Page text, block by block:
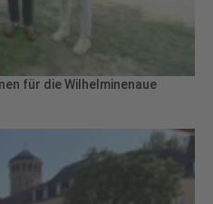
für die Wilhelminenaue